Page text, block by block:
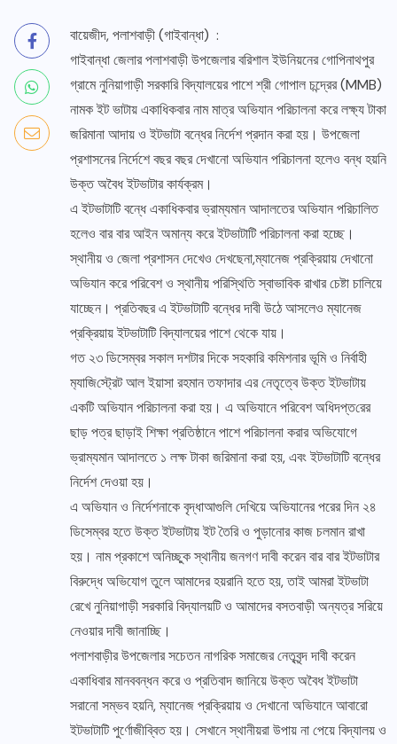
বায়েজীদ, পলাশবাড়ী (গাইবান্ধা) :
গাইবান্ধা জেলার পলাশবাড়ী উপজেলার বরিশাল ইউনিয়নের গোপিনাথপুর
গ্রামে নুনিয়াগাড়ী সরকারি বিদ্যালয়ের পাশে শ্রী গোপাল চন্দ্রের (MMB)
নামক ইট ভাটায় একাধিকবার নাম মাত্র অভিযান পরিচালনা করে লক্ষ্য টাকা
জরিমানা আদায় ও ইটভাটা বন্ধের নির্দেশ প্রদান করা হয়। উপজেলা
প্রশাসনের নির্দেশে বছর বছর দেখানো অভিযান পরিচালনা হলেও বন্ধ হয়নি
উক্ত অবৈধ ইটভাটার কার্যক্রম।
এ ইটভাটাটি বন্ধে একাধিকবার ভ্রাম্যমান আদালতের অভিযান পরিচালিত
হলেও বার বার আইন অমান্য করে ইটভাটাটি পরিচালনা করা হচ্ছে।
স্থানীয় ও জেলা প্রশাসন দেখেও দেখছেনা,ম্যানেজ প্রক্রিয়ায় দেখানো
অভিযান করে পরিবেশ ও স্থানীয় পরিস্থিতি স্বাভাবিক রাখার চেষ্টা চালিয়ে
যাচ্ছেন। প্রতিবছর এ ইটভাটাটি বন্ধের দাবী উঠে আসলেও ম্যানেজ
প্রক্রিয়ায় ইটভাটাটি বিদ্যালয়ের পাশে থেকে যায়।
গত ২৩ ডিসেম্বর সকাল দশটার দিকে সহকারি কমিশনার ভূমি ও নির্বাহী
ম‌্যা‌জি‌স্ট্রেট আল ইয়াসা রহমান তফাদার এর নেতৃত্বে উক্ত ইটভাটায়
একটি অভিযান পরিচালনা করা হয়। এ অভিযানে পরিবেশ অ‌ধিদপ্ত‌রের
ছাড় পত্র ছাড়াই শিক্ষা প্রতিষ্ঠানে পাশে পরিচালনা করার অভিযোগে
ভ্রাম্যমান আদালতে ১ লক্ষ টাকা জরিমানা করা হয়, এবং ইটভাটাটি বন্ধের
নির্দেশ দেওয়া হয়।
এ অভিযান ও নির্দেশনাকে বৃদ্ধাআগুলি দেখিয়ে অভিযানের পরের দিন ২৪
ডিসেম্বর হতে উক্ত ইটভাটায় ইট তৈরি ও পুড়ানোর কাজ চলমান রাখা
হয়। নাম প্রকাশে অনিচ্ছুক স্থানীয় জনগণ দাবী করেন বার বার ইটভাটার
বিরুদ্ধে অভিযোগ তুলে আমাদের হয়রানি হতে হয়, তাই আমরা ইটভাটা
রেখে নুনিয়াগাড়ী সরকারি বিদ্যালয়টি ও আমাদের বসতবাড়ী অন্যত্র সরিয়ে
নেওয়ার দাবী জানাচ্ছি।
পলাশবাড়ীর উপজেলার সচেতন নাগরিক সমাজের নেতৃবৃন্দ দাবী করেন
একাধিবার মানববন্ধন করে ও প্রতিবাদ জানিয়ে উক্ত অবৈধ ইটভাটা
সরানো সম্ভব হয়নি, ম্যানেজ প্রক্রিয়ায় ও দেখানো অভিযানে আবারো
ইটভাটাটি পুর্ণোজীব্বিত হয়। সেখানে স্থানীয়রা উপায় না পেয়ে বিদ্যালয় ও